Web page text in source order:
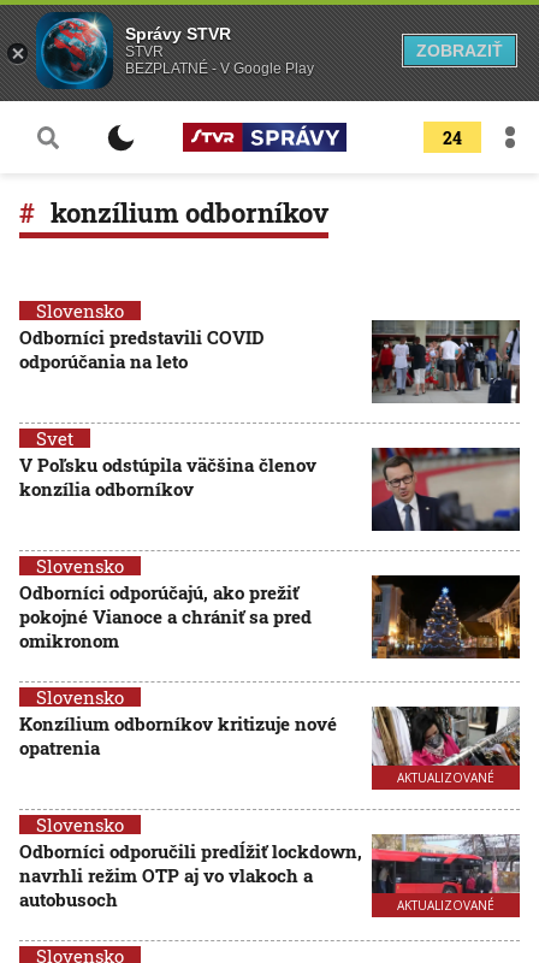
24
konzílium odborníkov
Slovensko
Odborníci predstavili COVID
odporúčania na leto
Svet
V Poľsku odstúpila väčšina členov
konzília odborníkov
Slovensko
Odborníci odporúčajú, ako prežiť
pokojné Vianoce a chrániť sa pred
omikronom
AKTUALIZOVANÉ
Slovensko
Konzílium odborníkov kritizuje nové
opatrenia
AKTUALIZOVANÉ
Slovensko
Odborníci odporučili predĺžiť lockdown,
navrhli režim OTP aj vo vlakoch a
autobusoch
Slovensko
Správy STVR
STVR
BEZPLATNÉ - V Google Play
ZOBRAZIŤ